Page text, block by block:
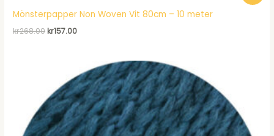
Mönsterpapper Non Woven Vit 80cm – 10 meter
kr268.00Det
kr157.00Det
kr157.00.